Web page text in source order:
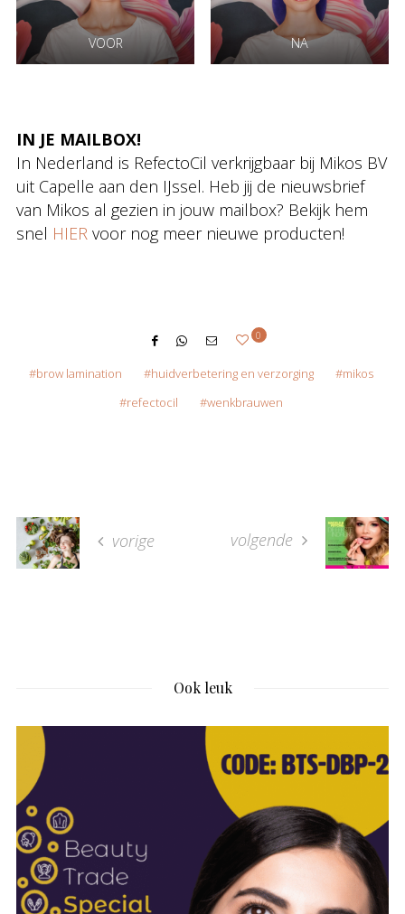
VOOR NA
IN JE MAILBOX!
In Nederland is RefectoCil verkrijgbaar bij Mikos BV
uit Capelle aan den IJssel. Heb jij de nieuwsbrief
van Mikos al gezien in jouw mailbox? Bekijk hem
snel HIER voor nog meer nieuwe producten!
0
brow lamination huidverbetering en verzorging
mikos
refectocil
wenkbrauwen
vorige volgende
Ook leuk